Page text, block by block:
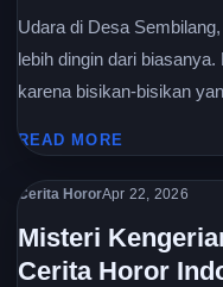
Udara di Desa
lebih dingin dari
karena bisikan-bisikan
READ MORE
Cerita HororApr 22, 2026
Misteri
Cerita Horor